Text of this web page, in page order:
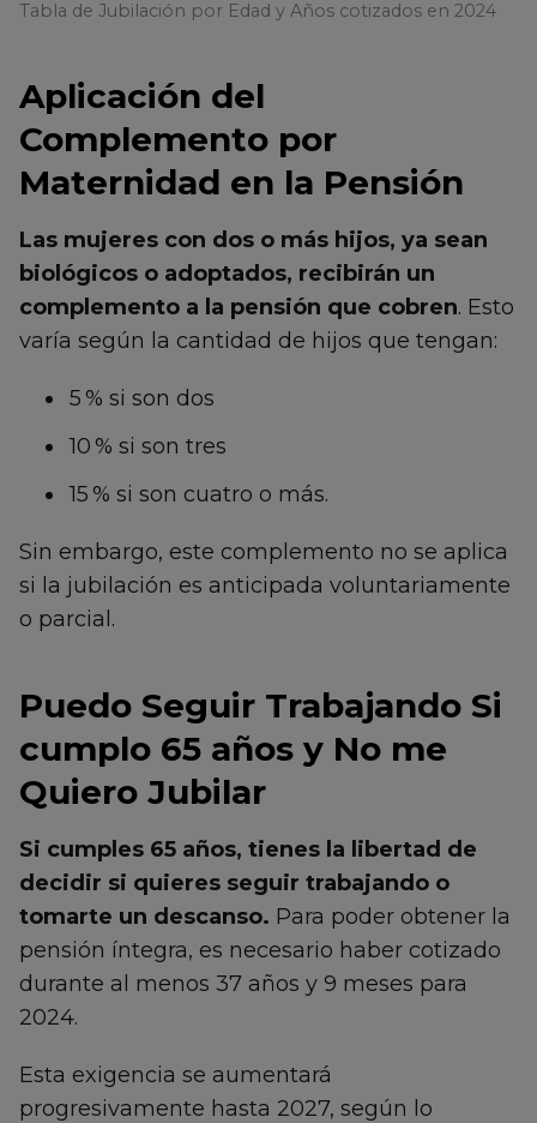
Tabla de Jubilación por Edad y Años cotizados en 2024
Aplicación del
Complemento por
Maternidad en la Pensión
Las mujeres con dos o más hijos, ya sean
biológicos o adoptados, recibirán un
complemento a la pensión que cobren. Esto
varía según la cantidad de hijos que tengan:
5 % si son dos
10 % si son tres
15 % si son cuatro o más.
Sin embargo, este complemento no se aplica
si la jubilación es anticipada voluntariamente
o parcial.
Puedo Seguir Trabajando Si
cumplo 65 años y No me
Quiero Jubilar
Si cumples 65 años, tienes la libertad de
decidir si quieres seguir trabajando o
tomarte un descanso. Para poder obtener la
pensión íntegra, es necesario haber cotizado
durante al menos 37 años y 9 meses para
2024.
Esta exigencia se aumentará
progresivamente hasta 2027, según lo